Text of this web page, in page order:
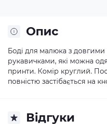
Опис
Боді для малюка з
рукавичками, які можна
принти. Комір круглий.
повністю застібається на
Відгуки